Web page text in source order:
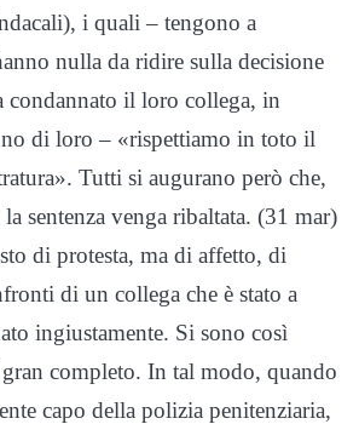
i quali – tengono a
nulla da ridire sulla decisione
condannato il loro collega, in
di loro – «rispettiamo in toto il
Tutti si augurano però che,
sentenza venga ribaltata. (31 mar)
di protesta, ma di affetto, di
di un collega che è stato a
ingiustamente. Si sono così
completo. In tal modo, quando
capo della polizia penitenziaria,